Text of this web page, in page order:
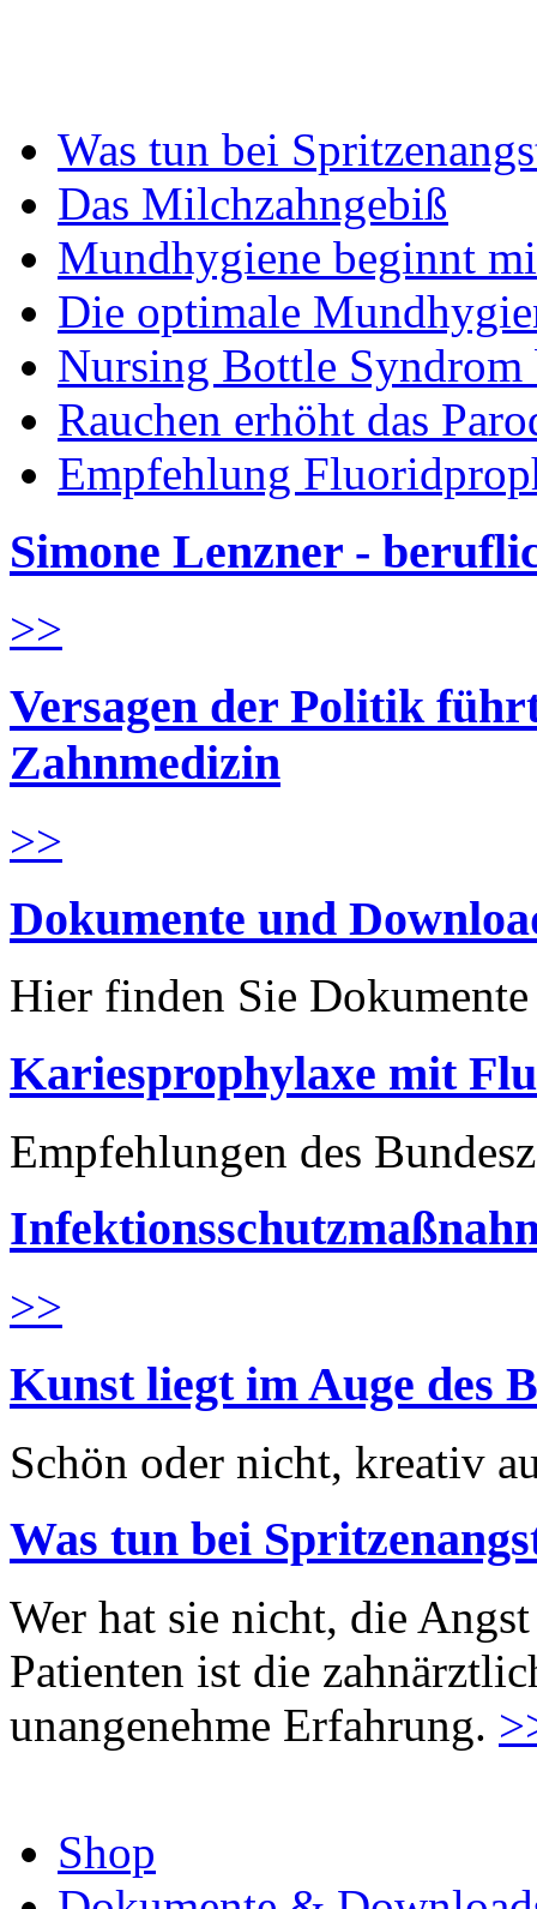
Was tun bei
Das Milchzahngebiß
Mundhygiene beginnt
Die optimale
Nursing Bottle
Rauchen erhöht das
Empfehlung
Simone Lenzner -
>>
Versagen der Politik
Zahnmedizin
>>
Dokumente und
Hier finden Sie
Kariesprophylaxe mit
Empfehlungen des
>>
Kunst liegt im Auge des
Schön oder nicht, kreativ
Was tun bei
Wer hat sie nicht, die
Patienten ist die
unangenehme Erfahrung.
Shop